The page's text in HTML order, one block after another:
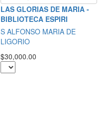
LAS GLORIAS DE MARIA -
BIBLIOTECA ESPIRI
S ALFONSO MARIA DE
LIGORIO
$30,000.00